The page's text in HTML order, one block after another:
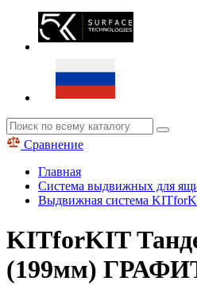
Сравнение
Главная
Система выдвижных для
Выдвижная система
KITforKIT
(199мм)